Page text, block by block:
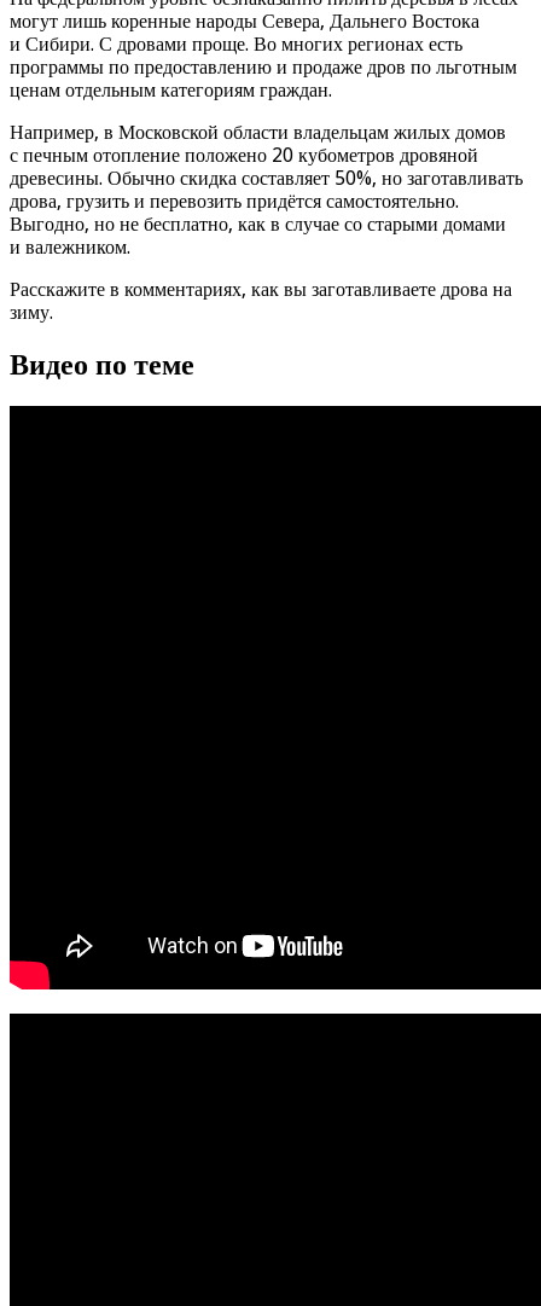
могут лишь коренные народы Севера, Дальнего Востока
и Сибири. С дровами проще. Во многих регионах есть
программы по предоставлению и продаже дров по льготным
ценам отдельным категориям граждан.
Например, в Московской области владельцам жилых домов
с печным отопление положено 20 кубометров дровяной
древесины. Обычно скидка составляет 50%, но заготавливать
дрова, грузить и перевозить придётся самостоятельно.
Выгодно, но не бесплатно, как в случае со старыми домами
и валежником.
Расскажите в комментариях, как вы заготавливаете дрова на
зиму.
Видео по теме